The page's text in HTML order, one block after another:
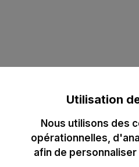
Utilisation
Nous utilisons des
opérationnelles,
afin de